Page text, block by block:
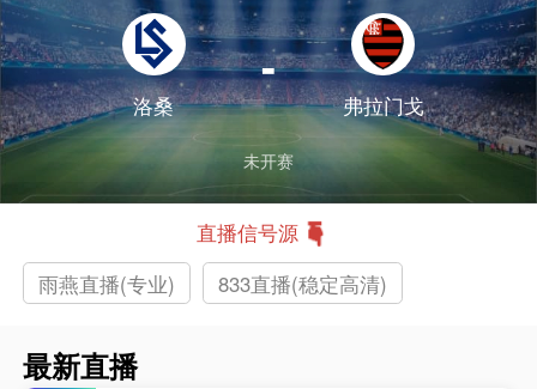
洛桑
-
弗拉门戈
未开赛
直播信号源
雨燕直播(专业)
833直播(稳定高清)
最新直播